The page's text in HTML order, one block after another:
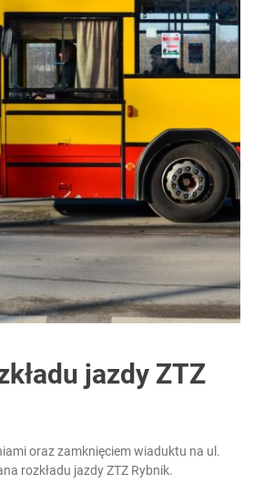
jazdy ZTZ
oraz zamknięciem wiaduktu na ul.
rozkładu jazdy ZTZ Rybnik.